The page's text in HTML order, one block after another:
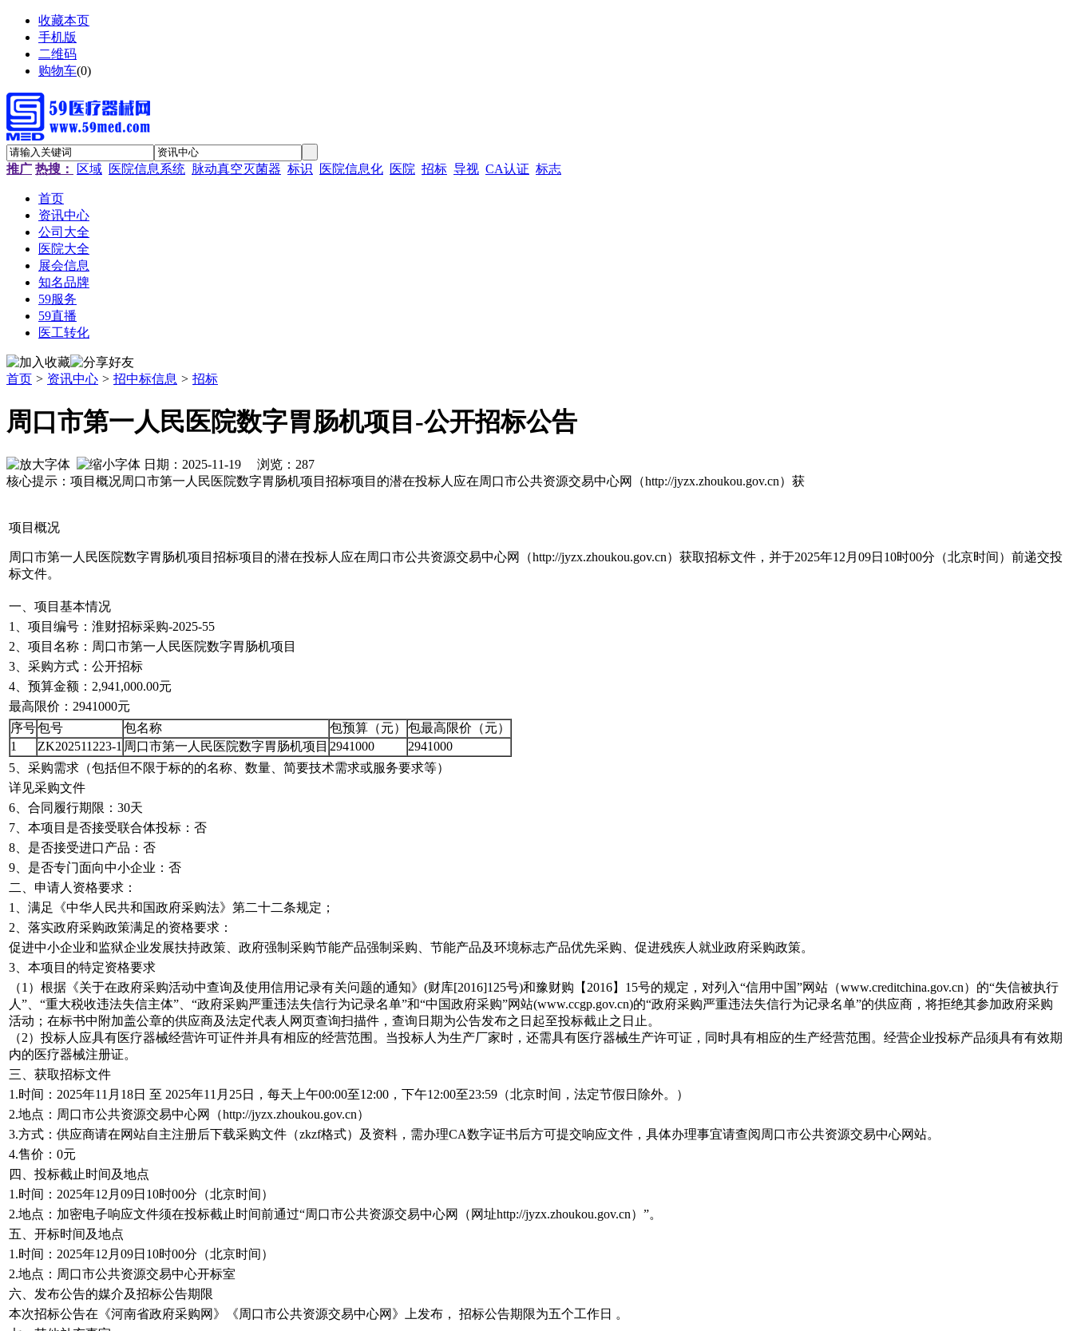
收藏本页
手机版
二维码
购物车(0)
推广 热搜： 区域 医院信息系统 脉动真空灭菌器 标识 医院信息化 医院 招标 导视 CA认证 标志
首页
资讯中心
公司大全
医院大全
展会信息
知名品牌
59服务
59直播
医工转化
首页 > 资讯中心 > 招中标信息 > 招标
周口市第一人民医院数字胃肠机项目-公开招标公告
日期：2025-11-19 浏览： 287
核心提示：项目概况周口市第一人民医院数字胃肠机项目招标项目的潜在投标人应在周口市公共资源交易中心网（http://jyzx.zhoukou.gov.cn）获
项目概况
周口市第一人民医院数字胃肠机项目招标项目的潜在投标人应在周口市公共资源交易中心网（http://jyzx.zhoukou.gov.cn）获取招标文件，并于2025年12月09日10时00分（北京时间）前递交投
标文件。
一、项目基本情况
1、项目编号：淮财招标采购-2025-55
2、项目名称：周口市第一人民医院数字胃肠机项目
3、采购方式：公开招标
4、预算金额：2,941,000.00元
最高限价：2941000元
序号包号 包名称 包预算（元）
包最高限价（元）
1
ZK202511223-1 周口市第一人民医院数字胃肠机项目 2941000
2941000
5、采购需求（包括但不限于标的的名称、数量、简要技术需求或服务要求等）
详见采购文件
6、合同履行期限：30天
7、本项目是否接受联合体投标：否
8、是否接受进口产品：否
9、是否专门面向中小企业：否
二、申请人资格要求：
1、满足《中华人民共和国政府采购法》第二十二条规定；
2、落实政府采购政策满足的资格要求：
促进中小企业和监狱企业发展扶持政策、政府强制采购节能产品强制采购、节能产品及环境标志产品优先采购、促进残疾人就业政府采购政策。
3、本项目的特定资格要求
（1）根据《关于在政府采购活动中查询及使用信用记录有关问题的通知》(财库[2016]125号)和豫财购【2016】15号的规定，对列入“信用中国”网站（www.creditchina.gov.cn）的“失信被执行
人”、“重大税收违法失信主体”、“政府采购严重违法失信行为记录名单”和“中国政府采购”网站(www.ccgp.gov.cn)的“政府采购严重违法失信行为记录名单”的供应商，将拒绝其参加政府采购
活动；在标书中附加盖公章的供应商及法定代表人网页查询扫描件，查询日期为公告发布之日起至投标截止之日止。
（2）投标人应具有医疗器械经营许可证件并具有相应的经营范围。当投标人为生产厂家时，还需具有医疗器械生产许可证，同时具有相应的生产经营范围。经营企业投标产品须具有有效期
内的医疗器械注册证。
三、获取招标文件
1.时间：2025年11月18日 至 2025年11月25日，每天上午00:00至12:00，下午12:00至23:59（北京时间，法定节假日除外。）
2.地点：周口市公共资源交易中心网（http://jyzx.zhoukou.gov.cn）
3.方式：供应商请在网站自主注册后下载采购文件（zkzf格式）及资料，需办理CA数字证书后方可提交响应文件，具体办理事宜请查阅周口市公共资源交易中心网站。
4.售价：0元
四、投标截止时间及地点
1.时间：2025年12月09日10时00分（北京时间）
2.地点：加密电子响应文件须在投标截止时间前通过“周口市公共资源交易中心网（网址http://jyzx.zhoukou.gov.cn）”。
五、开标时间及地点
1.时间：2025年12月09日10时00分（北京时间）
2.地点：周口市公共资源交易中心开标室
六、发布公告的媒介及招标公告期限
本次招标公告在《河南省政府采购网》《周口市公共资源交易中心网》上发布， 招标公告期限为五个工作日 。